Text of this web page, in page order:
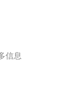
信息